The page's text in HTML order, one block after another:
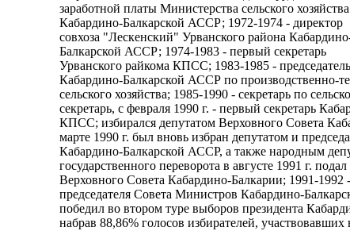
заработной платы Министерства сельского хозяйства
Кабардино-Балкарской АССР; 1972-1974 - директор
совхоза "Лескенский" Урванского района
Балкарской АССР; 1974-1983 - первый секретарь
Урванского райкома КПСС; 1983-1985 -
Кабардино-Балкарской АССР по производственно-
сельского хозяйства; 1985-1990 - секретарь по
секретарь, с февраля 1990 г. - первый секретарь
КПСС; избирался депутатом Верховного Совета
марте 1990 г. был вновь избран депутатом и
Кабардино-Балкарской АССР, а также народным
государственного переворота в августе 1991 г.
Верховного Совета Кабардино-Балкарии; 1991-1992
председателя Совета Министров Кабардино-
победил во втором туре выборов президента
набрав 88,86% голосов избирателей, участвовавших